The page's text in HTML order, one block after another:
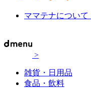
ママテナについて
>
雑貨・日用品
食品・飲料